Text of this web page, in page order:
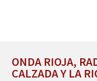
ONDA RIOJA,
CALZADA Y LA